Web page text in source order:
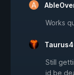
Works
Still
id be